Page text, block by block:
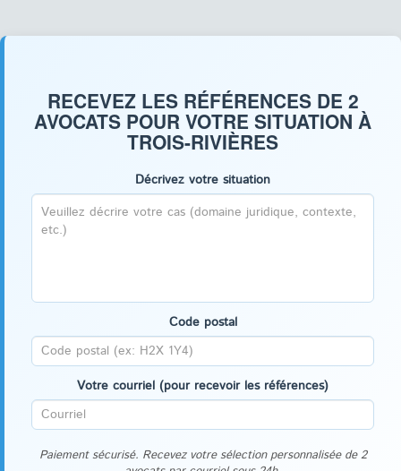
RECEVEZ LES RÉFÉRENCES DE 2
AVOCATS POUR VOTRE SITUATION À
TROIS-RIVIÈRES
Décrivez votre situation
Code postal
Votre courriel (pour recevoir les références)
Paiement sécurisé. Recevez votre sélection personnalisée de 2